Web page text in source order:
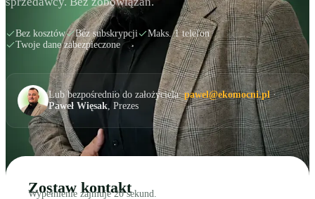
Bez kosztów Bez subskrypcji
Maks. 1 telefon
Twoje dane zabezpieczone
Lub bezpośrednio do założyciela:pawel@ekomocni.pl·
Paweł Więsak, Prezes
Zostaw kontakt
Wypełnienie zajmuje 20 sekund.